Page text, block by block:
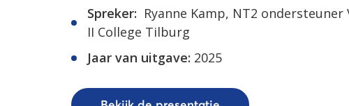
Spreker: Ryanne Kamp, NT2 ondersteuner
II College Tilburg
Jaar van uitgave: 2025